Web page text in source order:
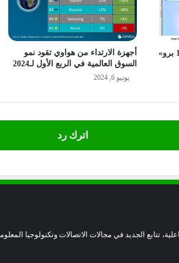
إطلاق الهاتف الذكي «بنكو إس 1 برو»
أجهزة الارتداء من هواوي تقود نمو
السوق العالمية في الربع الأول لـ2024
يونيو 6, 2024
اترك رد
تتابع الجديد في مجالات الاتصالات وتكنولوجيا